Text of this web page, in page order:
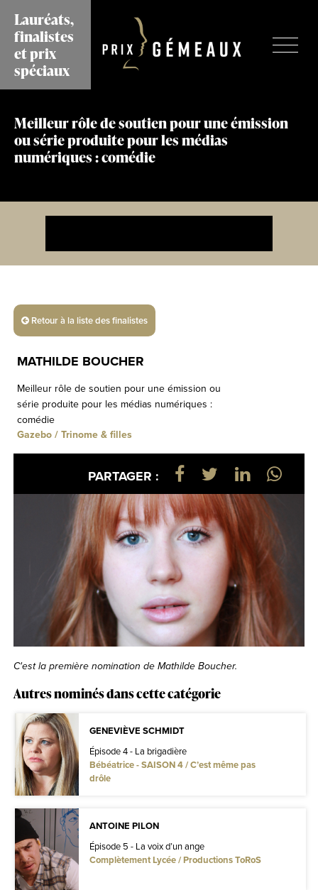
contenu
principal
Lauréats,
finalistes
et prix
spéciaux
Meilleur rôle de soutien pour une émission
ou série produite pour les médias
numériques : comédie
Retour à la liste des finalistes
MATHILDE BOUCHER
Meilleur rôle de soutien pour une émission ou
série produite pour les médias numériques :
comédie
Gazebo / Trinome & filles
PARTAGER :
C'est la première nomination de Mathilde Boucher.
Autres nominés dans cette catégorie
GENEVIÈVE SCHMIDT
Épisode 4 - La brigadière
Bébéatrice - SAISON 4 / C’est même pas
drôle
ANTOINE PILON
Épisode 5 - La voix d’un ange
Complètement Lycée / Productions ToRoS